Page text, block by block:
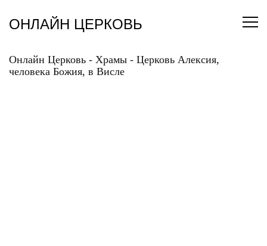
содержанию
ОНЛАЙН ЦЕРКОВЬ
Онлайн Церковь - Храмы - Церковь Алексия,
человека Божия, в Висле